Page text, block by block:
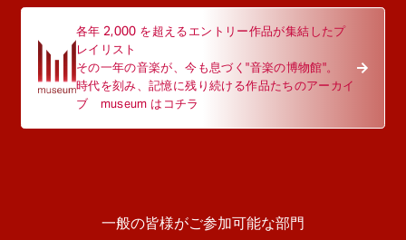
各年 2,000 を超えるエントリー作品が集結したプ
レイリスト
その一年の音楽が、今も息づく"音楽の博物館"。
時代を刻み、記憶に残り続ける作品たちのアーカイ
ブ museum はコチラ
一般の皆様がご参加可能な部門